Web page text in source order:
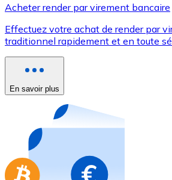
Utilisez les cartes Visa et
Acheter avec carte
Nouveau
Achetez des cartes-cadeaux
Aller à la boutique de cartes-
Acheter render par virement bancaire
Effectuez votre achat de render par
traditionnel rapidement et en toute
En savoir plus